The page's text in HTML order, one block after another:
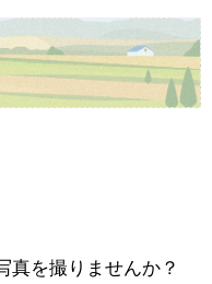
真を撮りませんか？